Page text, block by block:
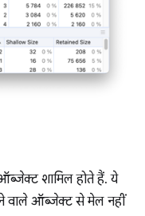
शामिल होते हैं. ये
वाले ऑब्जेक्ट से मेल नहीं